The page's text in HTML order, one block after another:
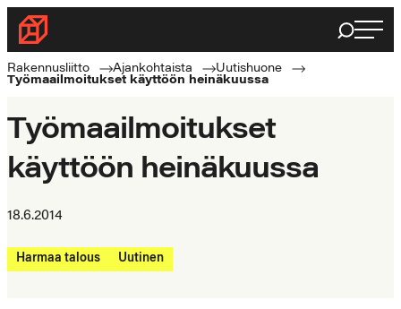
Siirry
suoraan
sisältöön
Rakennusliitto
Rakennusalan
ammattilaisten
Haku
Rakennusliitto Ajankohtaista
Uutishuone
Työmaailmoitukset käyttöön heinäkuussa
Työmaailmoitukset
käyttöön heinäkuussa
18.6.2014
Harmaa talous Uutinen